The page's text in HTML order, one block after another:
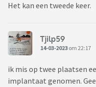
Het kan een tweede keer.
Tjilp59
14-03-2023 om 22:17
ik mis op twee plaatsen
implantaat genomen.